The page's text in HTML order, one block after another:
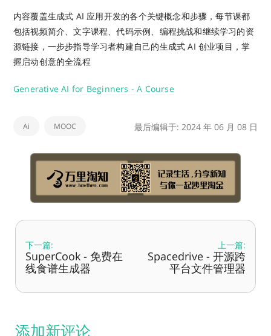
内容覆盖生成式 AI 应用开发的各个关键概念和步骤，每节课都
包括视频简介、文字课程、代码示例、编程挑战和继续学习的资
源链接，一步步指导学习者构建自己的生成式 AI 创业项目，掌
握启动创意的全流程
Generative AI for Beginners - A Course
Ai MOOC 最后编辑于: 2024 年 06 月 08 日
下一篇:
SuperCook - 免费在
线食谱生成器
上一篇:
Spacedrive - 开源跨
平台文件管理器
添加新评论